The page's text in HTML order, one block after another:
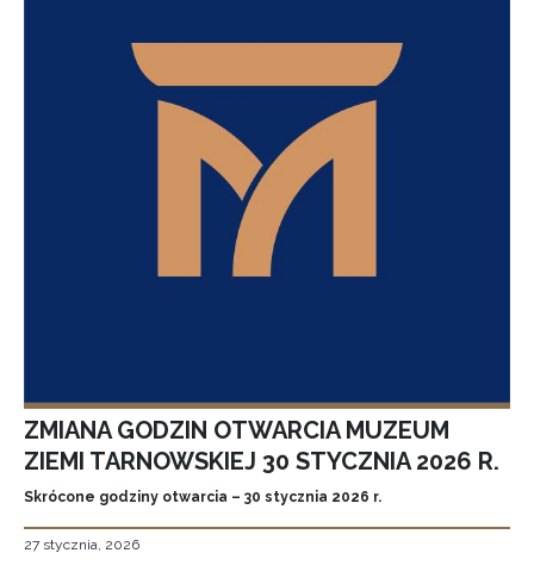
ZMIANA GODZIN OTWARCIA MUZEUM
ZIEMI TARNOWSKIEJ 30 STYCZNIA 2026 R.
Skrócone godziny otwarcia – 30 stycznia 2026 r.
27 stycznia, 2026